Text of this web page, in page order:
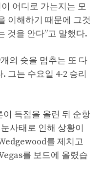
어디로 가는지는 모
이해하기 때문에 그것
것을 안다”고 말했다.
의 슛을 멈추는 또 다
그는 수요일 4-2 승리
득점을 올린 뒤 순항
사태로 인해 상황이
를 제치고
를 보드에 올렸습